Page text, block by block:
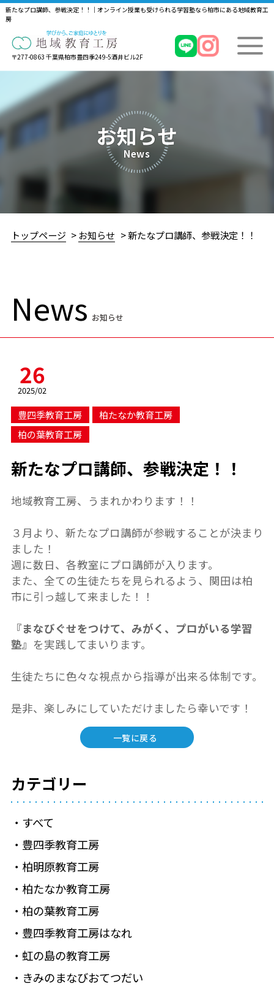
新たなプロ講師、参戦決定！！｜オンライン授業も受けられる学習塾なら柏市にある地域教育工
房
〒277-0863 千葉県柏市豊四季249-5酒井ビル2F
お知らせ
News
トップページ お知らせ 新たなプロ講師、参戦決定！！
News お知らせ
26
2025/02
豊四季教育工房
柏たなか教育工房
柏の葉教育工房
新たなプロ講師、参戦決定！！
地域教育工房、うまれかわります！！
３月より、新たなプロ講師が参戦することが決まり
ました！
週に数日、各教室にプロ講師が入ります。
また、全ての生徒たちを見られるよう、関田は柏
市に引っ越して来ました！！
『まなびぐせをつけて、みがく、プロがいる学習
塾』 を実践してまいります。
生徒たちに色々な視点から指導が出来る体制です。
是非、楽しみにしていただけましたら幸いです！
一覧に戻る
カテゴリー
すべて
豊四季教育工房
柏明原教育工房
柏たなか教育工房
柏の葉教育工房
豊四季教育工房はなれ
虹の島の教育工房
きみのまなびおてつだい